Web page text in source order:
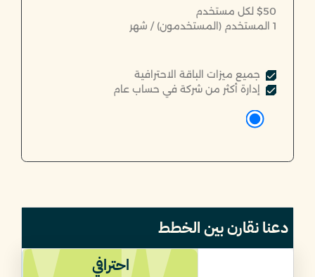
$50 لكل مستخدم
1 المستخدم (المستخدمون) / شهر
جميع ميزات الباقة الاحترافية
إدارة أكثر من شركة في حساب عام
دعنا نقارن بين الخطط
احترافي